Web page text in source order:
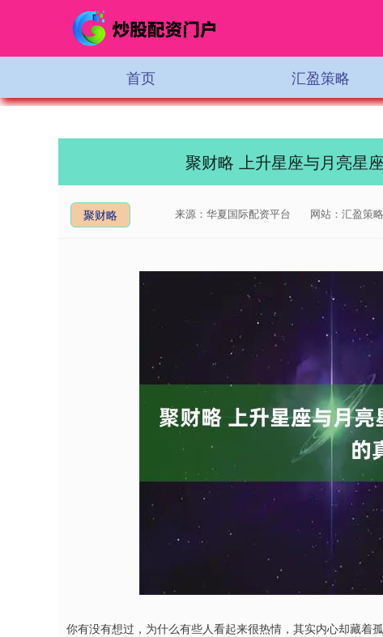
首页 汇盈策略
聚财略 上升星座与月亮星
聚财略 来源：华夏国际配资平台 网站：汇盈策略
你有没有想过，为什么有些人看起来很热情，其实内心却藏着
深证成指 14311.01 200.89